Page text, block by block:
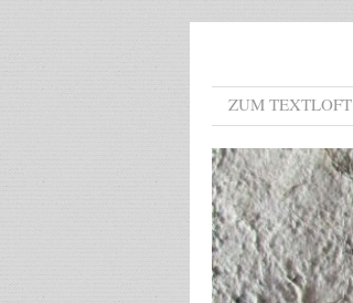
Menu
Skip to content
ZUM TEXTLOFT